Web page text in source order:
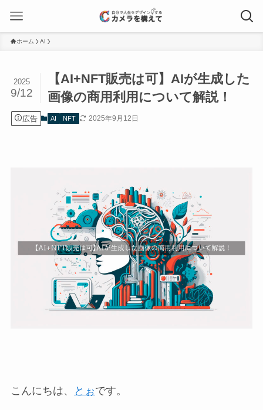
ホーム AI
【AI+NFT販売は可】AIが生成した
画像の商用利用について解説！
2025
9/12
広告 AI NFT 2025年9月12日
こんにちは、 とぉです。